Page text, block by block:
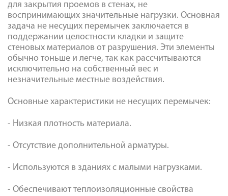
для закрытия проемов в стенах, не
воспринимающих значительные нагрузки. Основная
задача не несущих перемычек заключается в
поддержании целостности кладки и защите
стеновых материалов от разрушения. Эти элементы
обычно тоньше и легче, так как рассчитываются
исключительно на собственный вес и
незначительные местные воздействия.
Основные характеристики не несущих перемычек:
- Низкая плотность материала.
- Отсутствие дополнительной арматуры.
- Используются в зданиях с малыми нагрузками.
- Обеспечивают теплоизоляционные свойства